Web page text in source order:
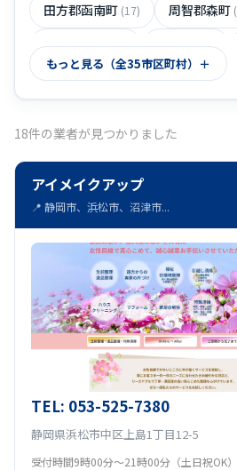
田方郡函南町 (17) 周智郡森町
伊豆の国市(17) 掛川市(18)
賀茂郡河津町(17) 賀茂郡松崎町
駿東郡長泉町 (17)
榛原郡吉田町(17) 賀茂郡東伊
富士宮市(18) 三島市 (18)
沼津市(18) 菊川市 (17) 榛
藤枝市(18) 袋井市(18) 御
(18) 駿東郡清水町(17)
駿東郡小山町(17) 下田市
もっと見る（全35市区町村）
18件の業者が見つかりました
アイメイクアップ
📍 静岡市、浜松市、沼津市...
TEL: 053-525-7380
静岡県浜松市中区上島1丁目12-5
受付時間9時00分～21時00分（土日祝